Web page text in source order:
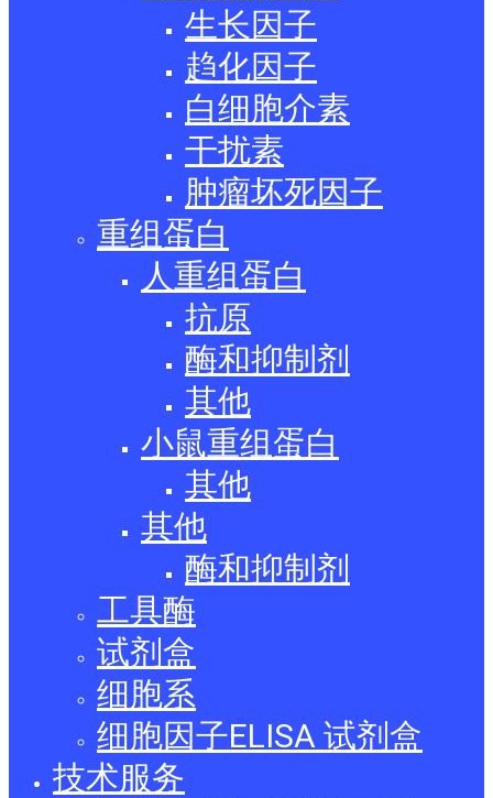
生长因子
趋化因子
白细胞介素
干扰素
肿瘤坏死因子
重组蛋白
人重组蛋白
抗原
酶和抑制剂
其他
小鼠重组蛋白
其他
其他
酶和抑制剂
工具酶
试剂盒
细胞系
细胞因子ELISA 试剂盒
技术服务